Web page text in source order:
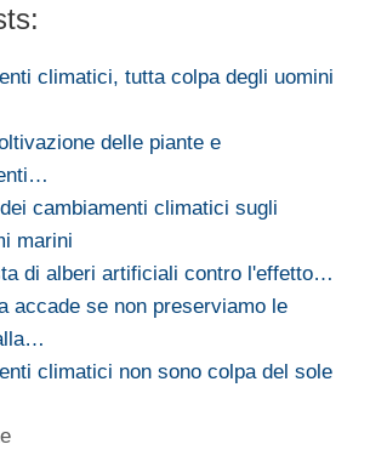
climatici, tutta colpa degli uomini
delle piante e
cambiamenti climatici sugli
marini
di alberi artificiali contro l'effetto…
accade se non preserviamo le
climatici non sono colpa del sole